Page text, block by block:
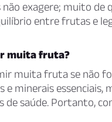
não exagere; muito de
entre frutas e
muita fruta?
muita fruta se não
minerais essenciais,
de saúde. Portanto,